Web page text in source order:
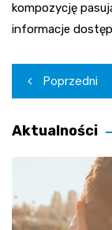
kompozycję
informacje
wpisu
Poprzedni
Aktualności